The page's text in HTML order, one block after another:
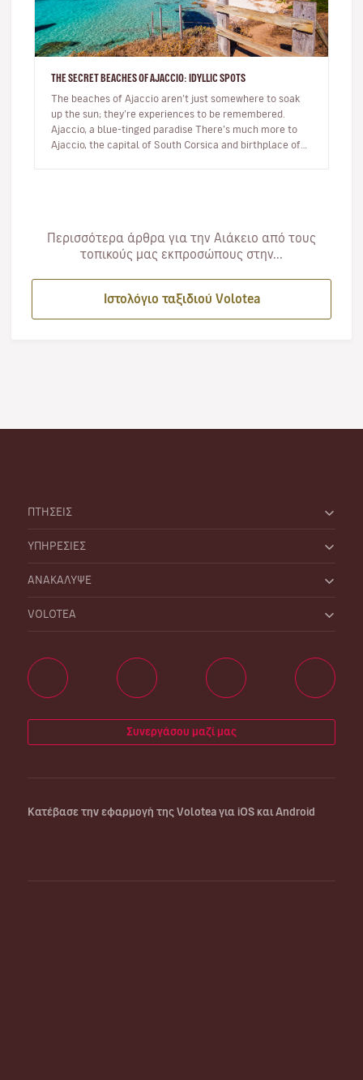
THE SECRET BEACHES OF AJACCIO: IDYLLIC SPOTS
The beaches of Ajaccio aren’t just somewhere to soak
up the sun; they’re experiences to be remembered.
Ajaccio, a blue-tinged paradise There’s much more to
Ajaccio, the capital of South Corsica and birthplace of
Περισσότερα άρθρα για την Αιάκειο από τους
τοπικούς μας εκπροσώπους στην...
Ιστολόγιο ταξιδιού Volotea
ΠΤΗΣΕΙΣ
ΥΠΗΡΕΣΙΕΣ
ΑΝΑΚΑΛΥΨΕ
VOLOTEA
Συνεργάσου μαζί μας
Κατέβασε την εφαρμογή της Volotea για iOS και Android